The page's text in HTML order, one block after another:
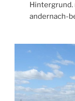
Hintergrund.
andernach-